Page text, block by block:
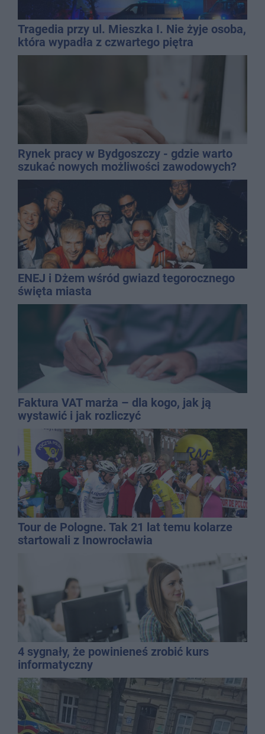
Tragedia przy ul. Mieszka I. Nie żyje osoba,
która wypadła z czwartego piętra
Rynek pracy w Bydgoszczy - gdzie warto
szukać nowych możliwości zawodowych?
ENEJ i Dżem wśród gwiazd tegorocznego
święta miasta
Faktura VAT marża – dla kogo, jak ją
wystawić i jak rozliczyć
Tour de Pologne. Tak 21 lat temu kolarze
startowali z Inowrocławia
4 sygnały, że powinieneś zrobić kurs
informatyczny